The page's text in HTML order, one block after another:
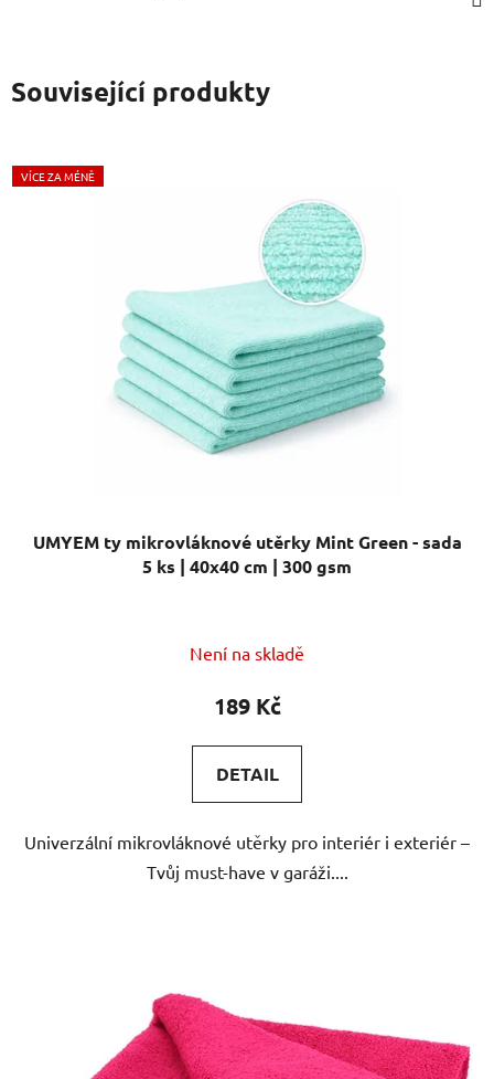
Související produkty
VÍCE ZA MÉNĚ
UMYEM ty mikrovláknové utěrky Mint Green - sada
5 ks | 40x40 cm | 300 gsm
hodnocení
produktu
5,0
z
hvězdiček.
Není na skladě
189 Kč
DETAIL
Univerzální mikrovláknové utěrky pro interiér i exteriér –
Tvůj must-have v garáži....